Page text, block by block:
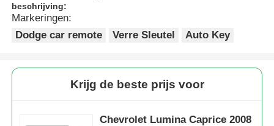
beschrijving:
Markeringen:
Dodge car remote
Verre Sleutel Auto Key
Krijg de beste prijs voor
Chevrolet Lumina Caprice 2008